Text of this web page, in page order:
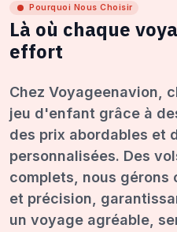
Pourquoi Nous Choisir
Là où chaque
effort
Chez Voyageenavion,
jeu d'enfant grâce à
des prix abordables et
personnalisées. Des
complets, nous gérons
et précision,
un voyage agréable,